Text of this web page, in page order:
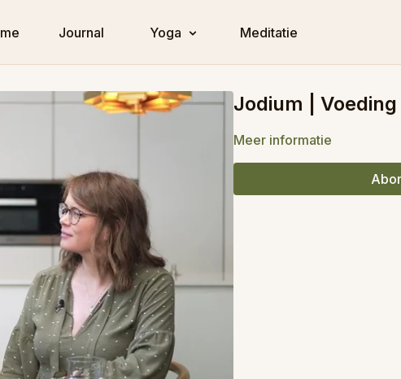
Journal Yoga Meditatie
Jodium |
Meer informatie